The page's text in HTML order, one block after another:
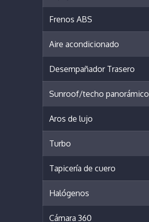
Frenos ABS
Aire acondicionado
Desempañador Trasero
Sunroof/techo panorámico
Aros de lujo
Turbo
Tapicería de cuero
Halógenos
Cámara 360